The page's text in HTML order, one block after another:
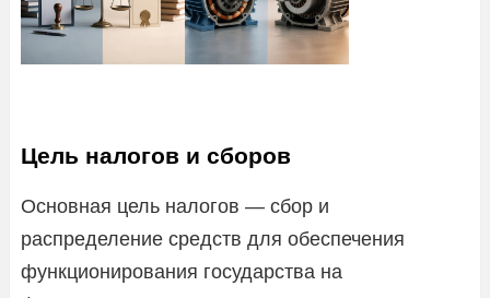
Цель налогов и сборов
Основная цель налогов — сбор и
распределение средств для обеспечения
функционирования государства на